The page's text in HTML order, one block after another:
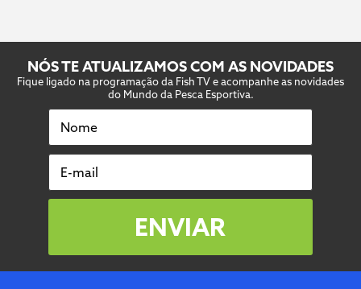
NÓS TE ATUALIZAMOS COM AS NOVIDADES
Fique ligado na programação da Fish TV e acompanhe as novidades
do Mundo da Pesca Esportiva.
Nome
E-mail
ENVIAR